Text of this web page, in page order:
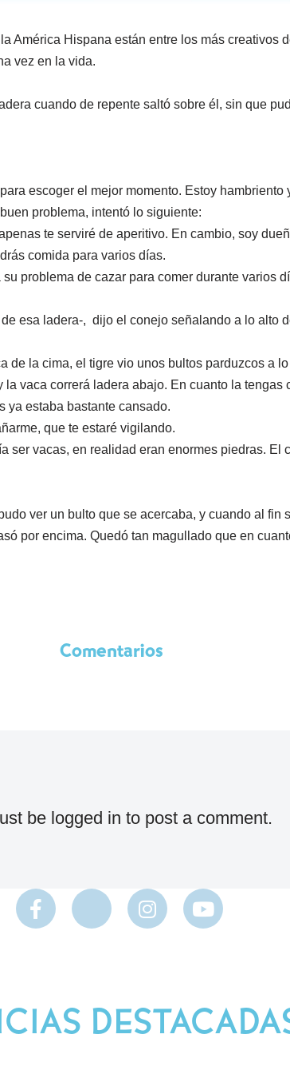
América Hispana están entre los más creativos
vez en la vida.
cuando de repente saltó sobre él, sin que
escoger el mejor momento. Estoy hambriento
problema, intentó lo siguiente:
te serviré de aperitivo. En cambio, soy
comida para varios días.
problema de cazar para comer durante varios
esa ladera-, dijo el conejo señalando a lo alto
la cima, el tigre vio unos bultos parduzcos a
vaca correrá ladera abajo. En cuanto la tengas
ya estaba bastante cansado.
que te estaré vigilando.
vacas, en realidad eran enormes piedras. El
ver un bulto que se acercaba, y cuando al fin
por encima. Quedó tan magullado que en
Comentarios
be logged in to post a comment.